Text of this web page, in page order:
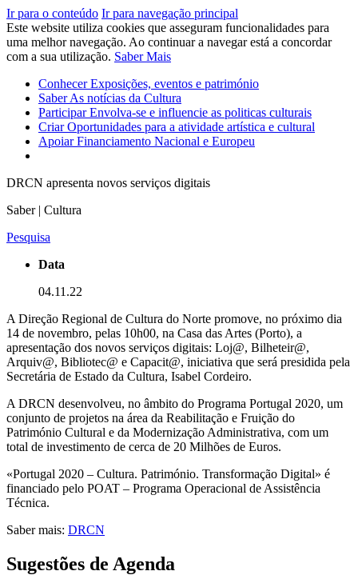
Ir para o conteúdo Ir para navegação principal
Este website utiliza cookies que asseguram funcionalidades para
uma melhor navegação. Ao continuar a navegar está a concordar
com a sua utilização. Saber Mais
ConhecerExposições, eventos e património
SaberAs notícias da Cultura
ParticiparEnvolva-se e influencie as politicas culturais
CriarOportunidades para a atividade artística e cultural
ApoiarFinanciamento Nacional e Europeu
DRCN apresenta novos serviços digitais
Saber | Cultura
Pesquisa
Data
04.11.22
A Direção Regional de Cultura do Norte promove, no próximo dia
14 de novembro, pelas 10h00, na Casa das Artes (Porto), a
apresentação dos novos serviços digitais: Loj@, Bilheteir@,
Arquiv@, Bibliotec@ e Capacit@, iniciativa que será presidida pela
Secretária de Estado da Cultura, Isabel Cordeiro.
A DRCN desenvolveu, no âmbito do Programa Portugal 2020, um
conjunto de projetos na área da Reabilitação e Fruição do
Património Cultural e da Modernização Administrativa, com um
total de investimento de cerca de 20 Milhões de Euros.
«Portugal 2020 – Cultura. Património. Transformação Digital» é
financiado pelo POAT – Programa Operacional de Assistência
Técnica.
Saber mais: DRCN
Sugestões de Agenda